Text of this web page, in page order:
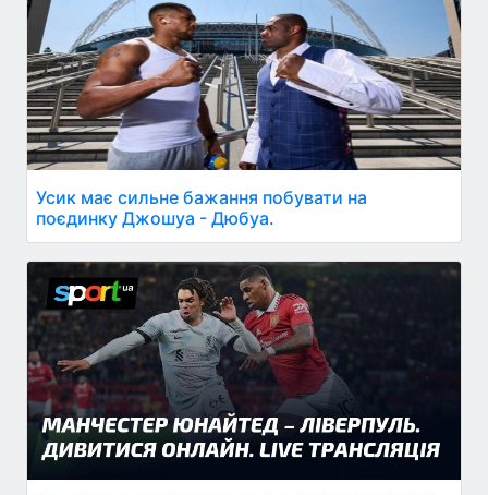
Усик має сильне бажання побувати на
поєдинку Джошуа - Дюбуа.